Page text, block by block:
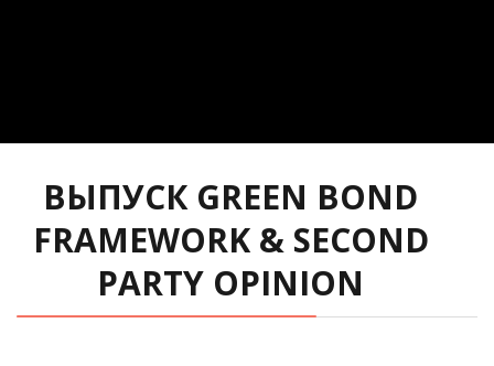
ВЫПУСК GREEN BOND
FRAMEWORK & SECOND
PARTY OPINION